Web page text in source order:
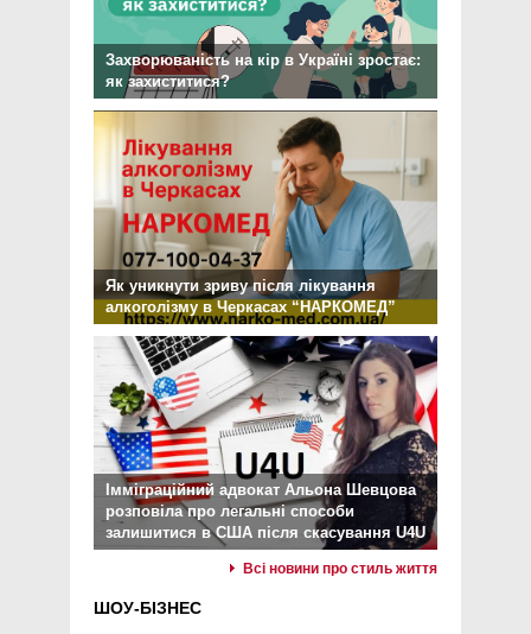
Захворюваність на кір в Україні зростає:
як захиститися?
Як уникнути зриву після лікування
алкоголізму в Черкасах “НАРКОМЕД”
Імміграційний адвокат Альона Шевцова
розповіла про легальні способи
залишитися в США після скасування U4U
Всі новини про стиль життя
ШОУ-БІЗНЕС